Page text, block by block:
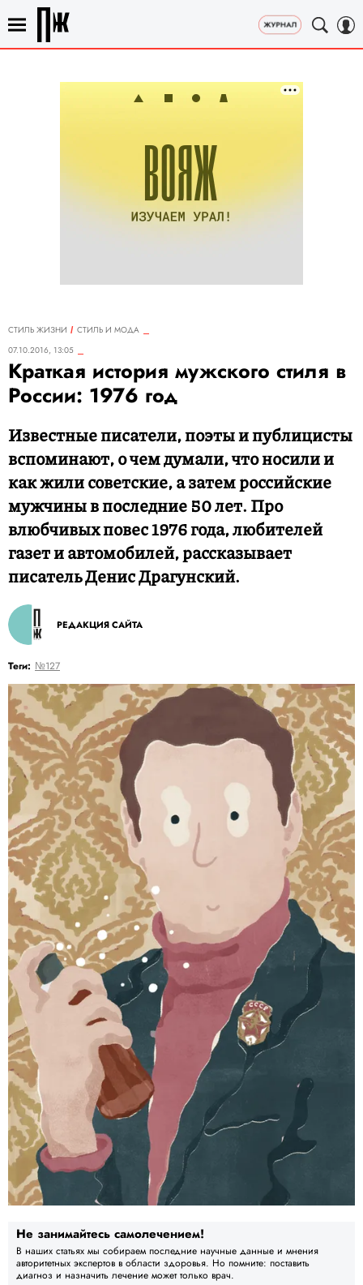
СТИЛЬ ЖИЗНИ
СТИЛЬ И МОДА
07.10.2016, 13:05
Краткая история мужского стиля в
России: 1976 год
Известные писатели, поэты и публицисты
вспоминают, о чем думали, что носили и
как жили советские, а затем российские
мужчины в последние 50 лет. Про
влюбчивых повес 1976 года, любителей
газет и автомобилей, рассказывает
писатель Денис Драгунский.
РЕДАКЦИЯ САЙТА
Теги: №127
Не занимайтесь самолечением!
В наших статьях мы собираем последние научные данные и мнения
авторитетных экспертов в области здоровья. Но помните: поставить
диагноз и назначить лечение может только врач.